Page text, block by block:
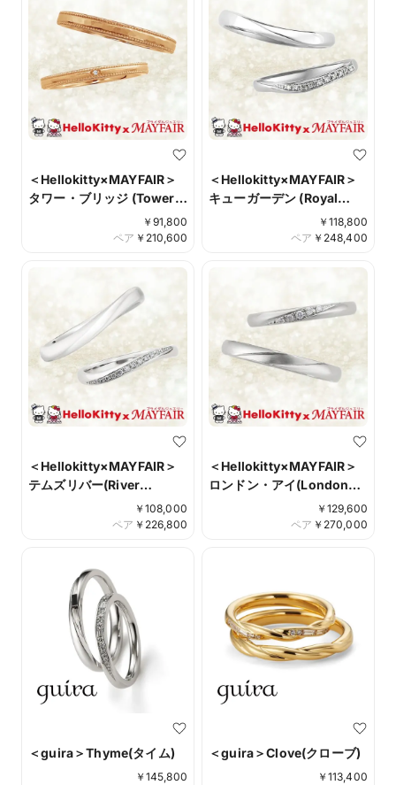
＜Hellokitty×MAYFAIR＞
タワー・ブリッジ (Tower
￥ 91,800
￥ 210,600
ペア
＜Hellokitty×MAYFAIR＞
キューガーデン (Royal
Botanic Gardens, Kew)
￥ 118,800
￥ 248,400
ペア
＜Hellokitty×MAYFAIR＞
テムズリバー(River
￥ 108,000
￥ 226,800
ペア
＜Hellokitty×MAYFAIR＞
ロンドン・アイ(London
￥ 129,600
￥ 270,000
ペア
＜guira＞Thyme(タイム)
￥ 145,800
＜guira＞Clove(クローブ)
￥ 113,400